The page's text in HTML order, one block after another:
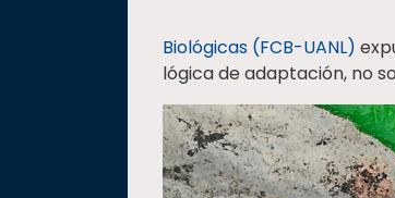
Biológicas (FCB-UANL)
lógica de adaptación, no